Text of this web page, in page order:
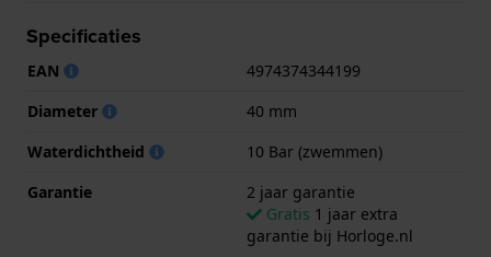
horloge geleverd met 2 jaar garantie.
Specificaties
EAN
4974374344199
Diameter
40 mm
Waterdichtheid
10 Bar (zwemmen)
Garantie
2 jaar garantie
Gratis 1 jaar extra
garantie bij Horloge.nl